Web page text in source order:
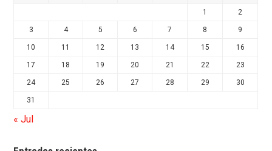
1 2
3 4 5 6 7 8 9
10 11 12 13 14 15 16
17 18 19 20 21 22 23
24 25 26 27 28 29 30
31
« Jul